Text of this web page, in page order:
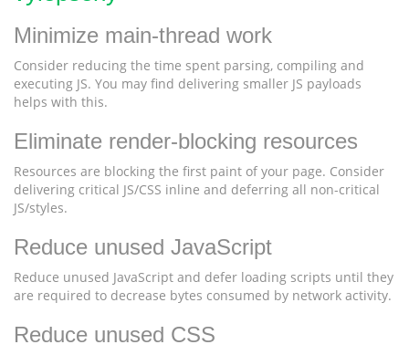
Minimize main-thread work
Consider reducing the time spent parsing, compiling and
executing JS. You may find delivering smaller JS payloads
helps with this.
Eliminate render-blocking resources
Resources are blocking the first paint of your page. Consider
delivering critical JS/CSS inline and deferring all non-critical
JS/styles.
Reduce unused JavaScript
Reduce unused JavaScript and defer loading scripts until they
are required to decrease bytes consumed by network activity.
Reduce unused CSS